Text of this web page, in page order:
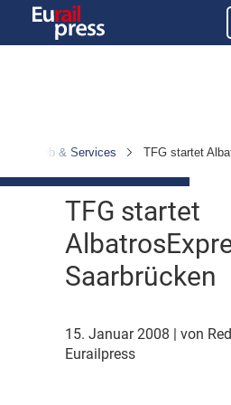
Betrieb & Services TFG startet
TFG startet
Saarbrücken
15. Januar 2008
| von
Eurailpress